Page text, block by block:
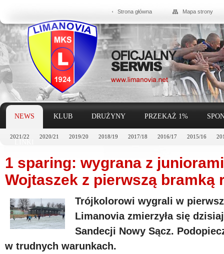
Strona główna Mapa strony
NEWS
2021/22 2020/21 2019/20 2018/19 2017/18 2016/17 2015/16
KLUB DRUŻYNY PRZEKAŻ 1%
1 sparing: wygrana z
Wojtaszek z pierwszą bramką
Trójkolorowi wygrali w
Limanovia zmierzyła się
Sandecji Nowy Sącz.
w trudnych warunkach.